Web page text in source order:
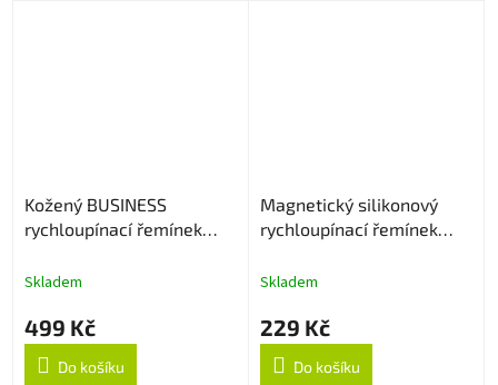
Kožený BUSINESS
rychloupínací řemínek
Skladem
499 Kč
Do košíku
Magnetický silikonový
rychloupínací řemínek
Skladem
229 Kč
Do košíku